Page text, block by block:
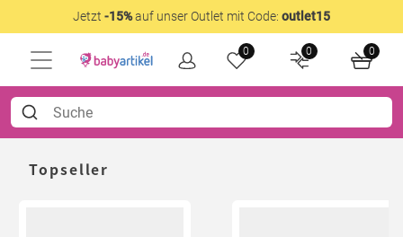
Jetzt -15%auf unser Outlet mit Code: outlet15
0 0 0
Topseller